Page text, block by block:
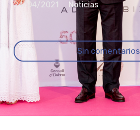
24/04/2021 Noticias
Sin comentarios